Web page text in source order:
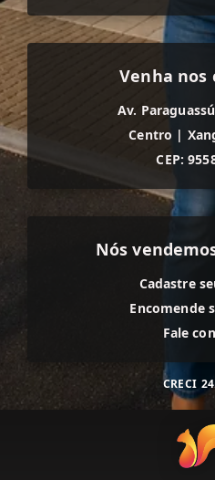
Venha nos
Av.
Centro |
CEP:
Nós
Cadastre
Encomende
Fale
CRECI